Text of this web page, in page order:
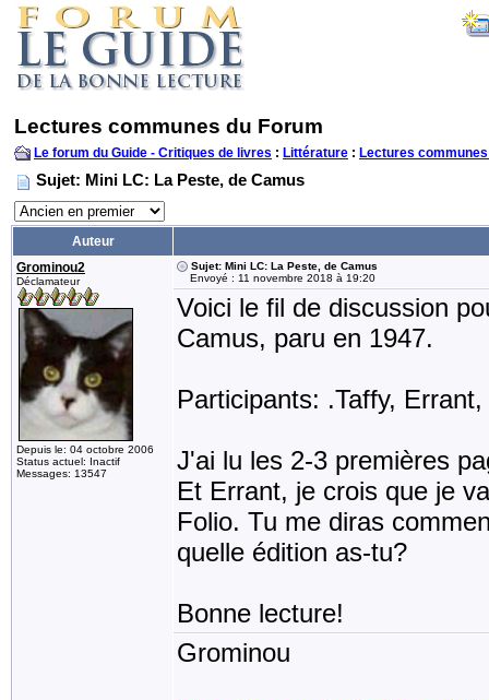
Lectures communes du Forum
Le forum du Guide - Critiques de livres : Littérature : Lectures
Sujet: Mini LC: La Peste, de Camus
Auteur
Grominou2
Déclamateur
Depuis le: 04 octobre 2006
Status actuel: Inactif
Messages: 13547
Sujet: Mini LC: La Peste, de Camus
Envoyé : 11 novembre 2018 à 19:20
Voici le fil de discussion
Camus, paru en 1947.
Participants: .Taffy,
J'ai lu les 2-3 premières
Et Errant, je crois que je
Folio. Tu me diras
quelle édition as-tu?
Bonne lecture!
Grominou